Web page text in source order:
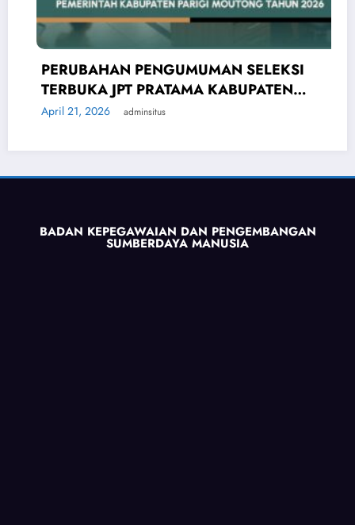
PENGUMUMAN SELEKSI
JPT PRATAMA KABUPATEN
MOUTONG 2026
adminsitus
BADAN KEPEGAWAIAN DAN PENGEMBANGAN
SUMBERDAYA MANUSIA